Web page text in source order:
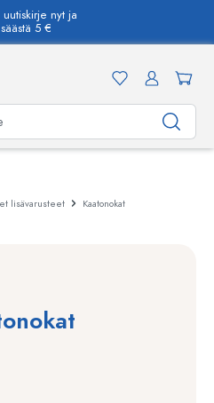
uutiskirje nyt ja
säästä 5 €
lisävarusteet Kaatonokat